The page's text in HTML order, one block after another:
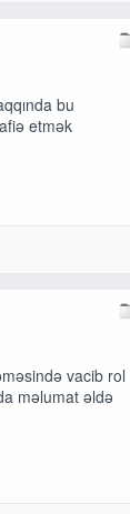
bu
etmək
vacib rol
məlumat əldə